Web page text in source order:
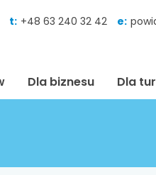
t: +48 63 240 32 42 e:
Dla biznesu Dla